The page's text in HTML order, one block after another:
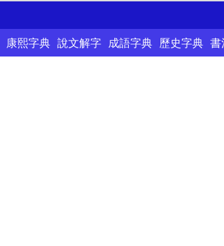
康熙字典 說文解字 成語字典 歷史字典 書